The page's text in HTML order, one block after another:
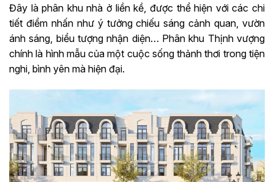
Đây là phân khu nhà ở liền kề, được thể hiện với các chi
tiết điểm nhấn như ý tưởng chiếu sáng cảnh quan, vườn
ánh sáng, biểu tượng nhận diện… Phân khu Thịnh vượng
chính là hình mẫu của một cuộc sống thảnh thơi trong tiện
nghi, bình yên mà hiện đại.